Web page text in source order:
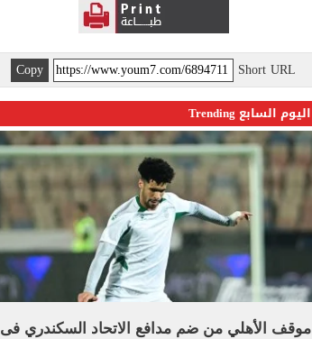
Short URL
Copy
اليوم السابع Trending
موقف الأهلي من ضم مدافع الاتحاد السكندري فى